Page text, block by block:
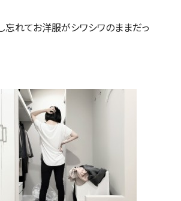
忘れてお洋服がシワシワのままだっ